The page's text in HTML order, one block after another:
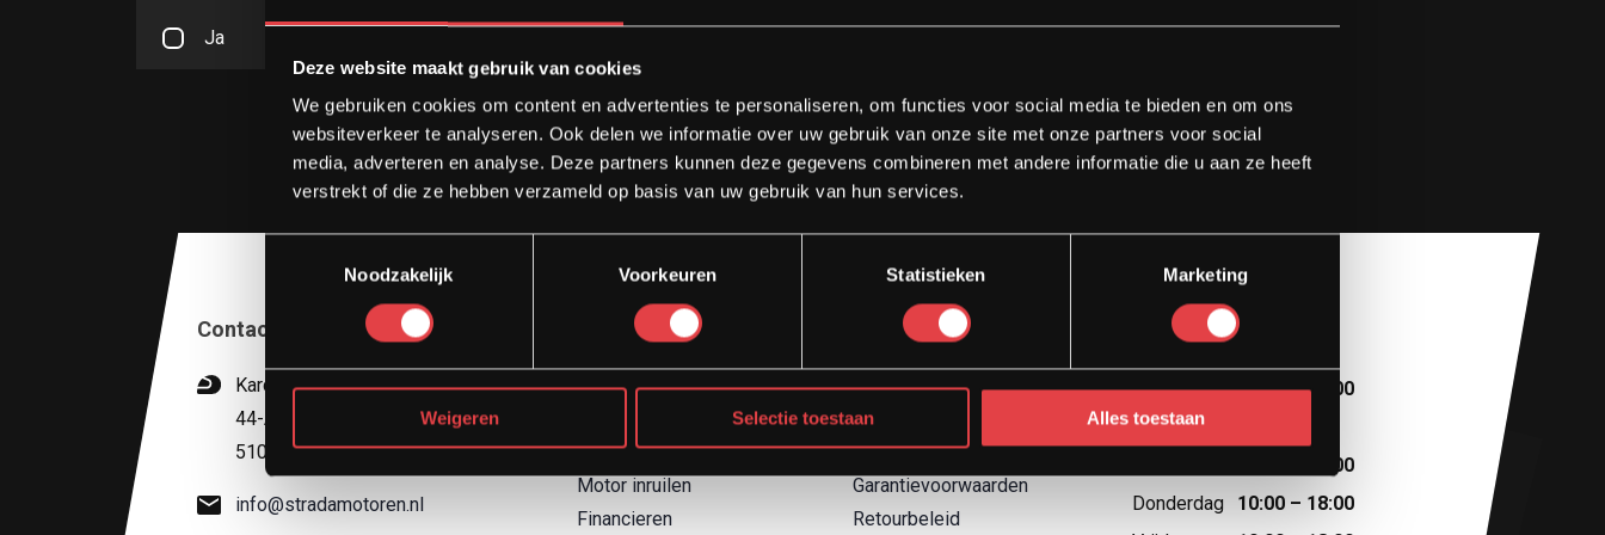
Deze website maakt gebruik van cookies
We gebruiken cookies om content en advertenties te personaliseren, om functies voor social media te bieden en om ons
websiteverkeer te analyseren. Ook delen we informatie over uw gebruik van onze site met onze partners voor social
media, adverteren en analyse. Deze partners kunnen deze gegevens combineren met andere informatie die u aan ze heeft
verstrekt of die ze hebben verzameld op basis van uw gebruik van hun services.
Noodzakelijk
Voorkeuren Statistieken Marketing
Weigeren Selectie toestaan Alles toestaan
Ja
Contact
Kardinaal van Rossumstraat
44-A
5104 HN Dongen
info@stradamotoren.nl
Diensten
Afspraak showroom
Afspraak werkplaats
Onderhoud
Motor inruilen
Financieren
Direct naar
Contact
Boek een proefrit
Over Strada
Garantievoorwaarden
Retourbeleid
Openingstijden
Maandag
10:00 – 13:00
Dinsdag
10:00 – 18:00
Donderdag
10:00 – 18:00